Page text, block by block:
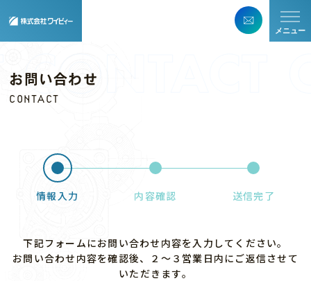
メニュー
お問い合わせ
CONTACT
情報入力 内容確認 送信完了
下記フォームにお問い合わせ内容を入力してください。
お問い合わせ内容を確認後、２～３営業日内にご返信させて
いただきます。